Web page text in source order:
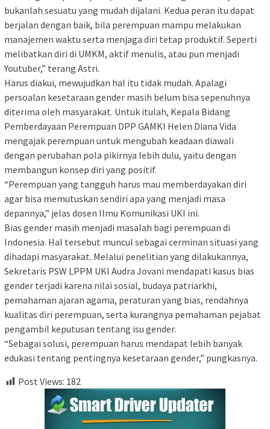
bukanlah sesuatu yang mudah dijalani. Kedua peran itu dapat
berjalan dengan baik, bila perempuan mampu melakukan
manajemen waktu serta menjaga diri tetap produktif. Seperti
melibatkan diri di UMKM, aktif menulis, atau pun menjadi
Youtuber,” terang Astri.
Harus diakui, mewujudkan hal itu tidak mudah. Apalagi
persoalan kesetaraan gender masih belum bisa sepenuhnya
diterima oleh masyarakat. Untuk itulah, Kepala Bidang
Pemberdayaan Perempuan DPP GAMKI Helen Diana Vida
mengajak perempuan untuk mengubah keadaan diawali
dengan perubahan pola pikirnya lebih dulu, yaitu dengan
membangun konsep diri yang positif.
“Perempuan yang tangguh harus mau memberdayakan diri
agar bisa memutuskan sendiri apa yang menjadi masa
depannya,” jelas dosen Ilmu Komunikasi UKI ini.
Bias gender masih menjadi masalah bagi perempuan di
Indonesia. Hal tersebut muncul sebagai cerminan situasi yang
dihadapi masyarakat. Melalui penelitian yang dilakukannya,
Sekretaris PSW LPPM UKI Audra Jovani mendapati kasus bias
gender terjadi karena nilai sosial, budaya patriarkhi,
pemahaman ajaran agama, peraturan yang bias, rendahnya
kualitas diri perempuan, serta kurangnya pemahaman pejabat
pengambil keputusan tentang isu gender.
“Sebagai solusi, perempuan harus mendapat lebih banyak
edukasi tentang pentingnya kesetaraan gender,” pungkasnya.
Post Views: 182